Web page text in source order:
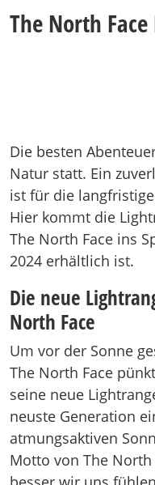
The North
Die besten
Natur statt. Ein
ist für die
Hier kommt die
The North Face ins
2024 erhältlich ist.
Die neue
North Face
Um vor der Sonne
The North Face
seine neue
neuste Generation
atmungsaktiven
Motto von The North